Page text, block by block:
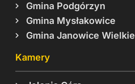
Gmina Podgórzyn
Gmina Mysłakowice
Gmina Janowice Wielkie
Kamery